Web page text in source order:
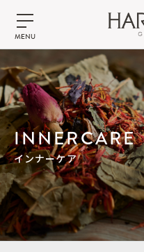
INNERCARE
インナーケア